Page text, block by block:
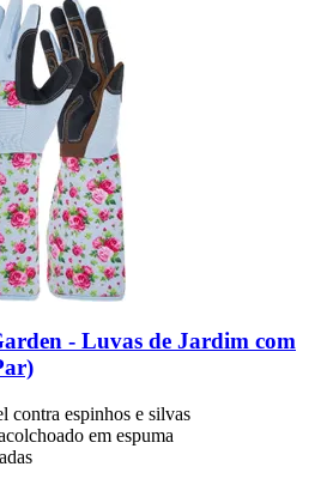
-​ Luvas de Jardim com
contra espinhos e silvas
em espuma